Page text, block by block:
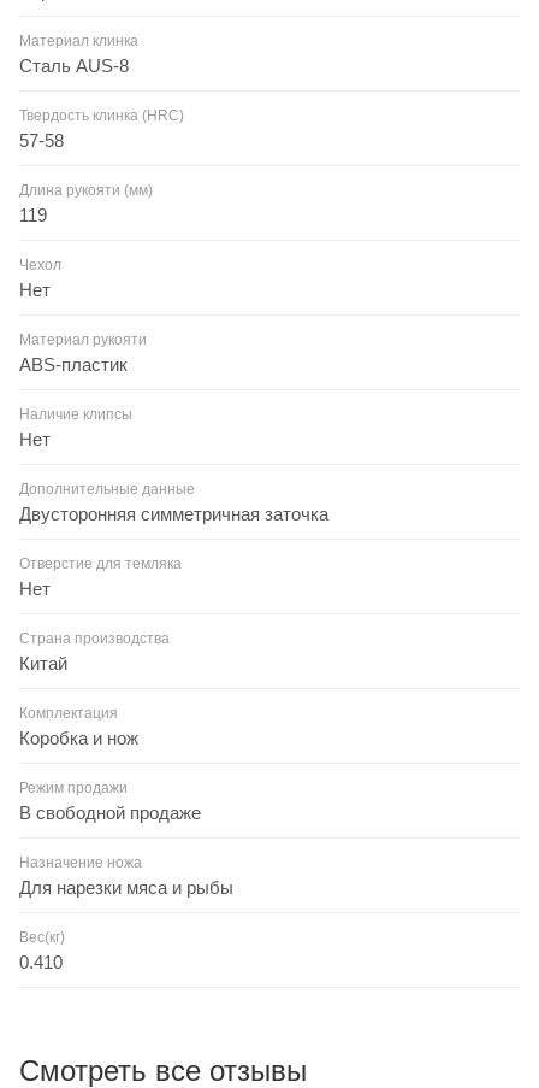
Материал клинка
Сталь AUS-8
Твердость клинка (HRC)
57-58
Длина рукояти (мм)
119
Чехол
Нет
Материал рукояти
ABS-пластик
Наличие клипсы
Нет
Дополнительные данные
Двусторонняя симметричная заточка
Отверстие для темляка
Нет
Страна производства
Китай
Комплектация
Коробка и нож
Режим продажи
В свободной продаже
Назначение ножа
Для нарезки мяса и рыбы
Вес(кг)
0.410
Смотреть все отзывы